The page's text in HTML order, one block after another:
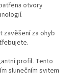
otvory
zavěšení za ohyb
profil. Tento
slunečním svitem